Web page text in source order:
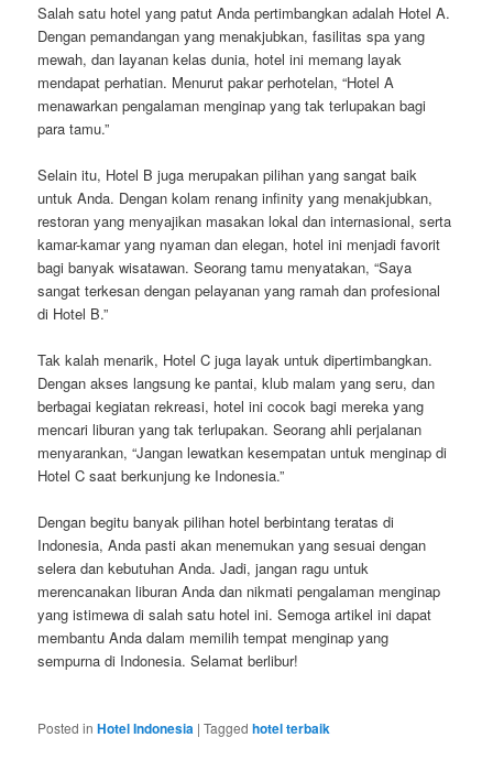
Salah satu hotel yang patut Anda pertimbangkan adalah Hotel A.
Dengan pemandangan yang menakjubkan, fasilitas spa yang
mewah, dan layanan kelas dunia, hotel ini memang layak
mendapat perhatian. Menurut pakar perhotelan, “Hotel A
menawarkan pengalaman menginap yang tak terlupakan bagi
para tamu.”
Selain itu, Hotel B juga merupakan pilihan yang sangat baik
untuk Anda. Dengan kolam renang infinity yang menakjubkan,
restoran yang menyajikan masakan lokal dan internasional, serta
kamar-kamar yang nyaman dan elegan, hotel ini menjadi favorit
bagi banyak wisatawan. Seorang tamu menyatakan, “Saya
sangat terkesan dengan pelayanan yang ramah dan profesional
di Hotel B.”
Tak kalah menarik, Hotel C juga layak untuk dipertimbangkan.
Dengan akses langsung ke pantai, klub malam yang seru, dan
berbagai kegiatan rekreasi, hotel ini cocok bagi mereka yang
mencari liburan yang tak terlupakan. Seorang ahli perjalanan
menyarankan, “Jangan lewatkan kesempatan untuk menginap di
Hotel C saat berkunjung ke Indonesia.”
Dengan begitu banyak pilihan hotel berbintang teratas di
Indonesia, Anda pasti akan menemukan yang sesuai dengan
selera dan kebutuhan Anda. Jadi, jangan ragu untuk
merencanakan liburan Anda dan nikmati pengalaman menginap
yang istimewa di salah satu hotel ini. Semoga artikel ini dapat
membantu Anda dalam memilih tempat menginap yang
sempurna di Indonesia. Selamat berlibur!
Posted in Hotel Indonesia |Tagged hotel terbaik